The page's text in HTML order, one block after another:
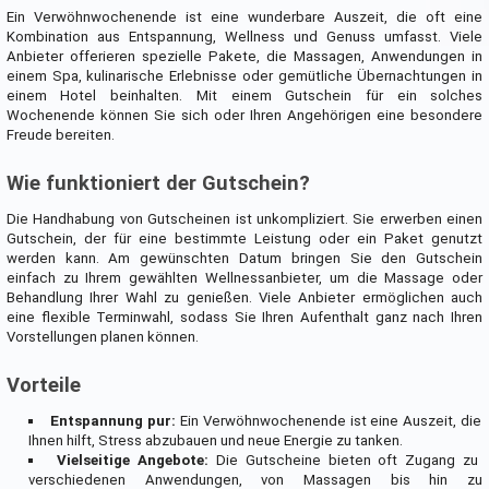
Ein Verwöhnwochenende ist eine wunderbare Auszeit, die oft eine
Kombination aus Entspannung, Wellness und Genuss umfasst. Viele
Anbieter offerieren spezielle Pakete, die Massagen, Anwendungen in
einem Spa, kulinarische Erlebnisse oder gemütliche Übernachtungen in
einem Hotel beinhalten. Mit einem Gutschein für ein solches
Wochenende können Sie sich oder Ihren Angehörigen eine besondere
Freude bereiten.
Wie funktioniert der Gutschein?
Die Handhabung von Gutscheinen ist unkompliziert. Sie erwerben einen
Gutschein, der für eine bestimmte Leistung oder ein Paket genutzt
werden kann. Am gewünschten Datum bringen Sie den Gutschein
einfach zu Ihrem gewählten Wellnessanbieter, um die Massage oder
Behandlung Ihrer Wahl zu genießen. Viele Anbieter ermöglichen auch
eine flexible Terminwahl, sodass Sie Ihren Aufenthalt ganz nach Ihren
Vorstellungen planen können.
Vorteile
Entspannung pur: Ein Verwöhnwochenende ist eine Auszeit, die
Ihnen hilft, Stress abzubauen und neue Energie zu tanken.
Vielseitige Angebote: Die Gutscheine bieten oft Zugang zu
verschiedenen Anwendungen, von Massagen bis hin zu